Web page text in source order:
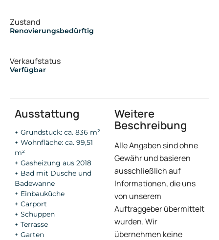
Zustand
Renovierungsbedürftig
Verkaufstatus
Verfügbar
Ausstattung
+ Grundstück: ca. 836 m²
+ Wohnfläche: ca. 99,51
m²
+ Gasheizung aus 2018
+ Bad mit Dusche und
Badewanne
+ Einbauküche
+ Carport
+ Schuppen
+ Terrasse
+ Garten
Weitere
Beschreibung
Alle Angaben sind ohne
Gewähr und basieren
ausschließlich auf
Informationen, die uns
von unserem
Auftraggeber übermittelt
wurden. Wir
übernehmen keine